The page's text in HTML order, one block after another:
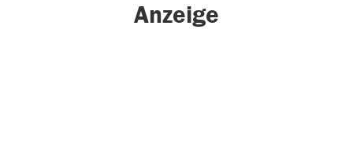
Anzeige